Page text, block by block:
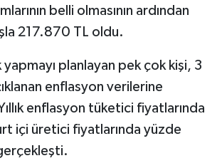
belli olmasının ardından
217.870 TL oldu.
yapmayı planlayan pek çok kişi, 3
enflasyon verilerine
enflasyon tüketici fiyatlarında
içi üretici fiyatlarında yüzde